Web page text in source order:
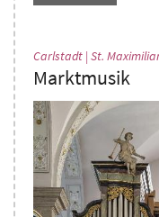
Carlstadt | St.
Marktmusik